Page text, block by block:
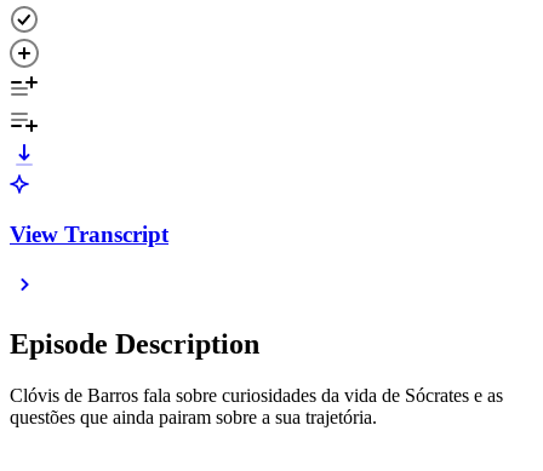
View Transcript
Episode Description
Clóvis de Barros fala sobre curiosidades da vida de Sócrates e as
questões que ainda pairam sobre a sua trajetória.